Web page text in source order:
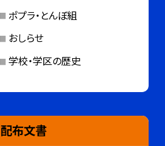
ポプラ・とんぼ組
おしらせ
学校・学区の歴史
配布文書